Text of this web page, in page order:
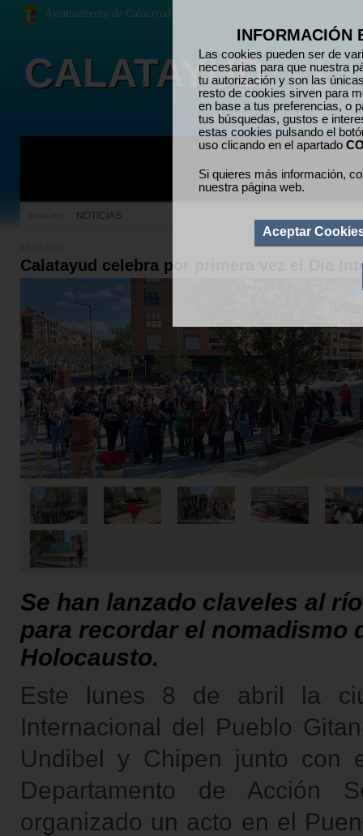
INFORMACIÓN
Las cookies pueden ser de
necesarias para que nuestra
tu autorización y son las
resto de cookies sirven para
en base a tus preferencias, o
tus búsquedas, gustos e
estas cookies pulsando el
uso clicando en el apartado
Si quieres más información,
nuestra página web.
Aceptar
Calatayud celebra por primera vez el Día
Se han lanzado claveles al
para recordar el nomadismo
Holocausto.
Este lunes 8 de abril la
Internacional del Pueblo
Undibel y Chipen junto con
Departamento de Acción
organizado un acto en el
NOTICIAS
Ayuntamiento de Calatayud
CALATAYUD